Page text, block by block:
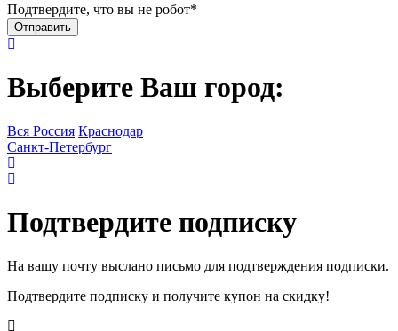
Подтвердите, что вы не робот*
Выберите Ваш город:
Вся Россия Краснодар
Санкт-Петербург
Подтвердите подписку
На вашу почту выслано письмо для подтверждения подписки.
Подтвердите подписку и получите купон на скидку!